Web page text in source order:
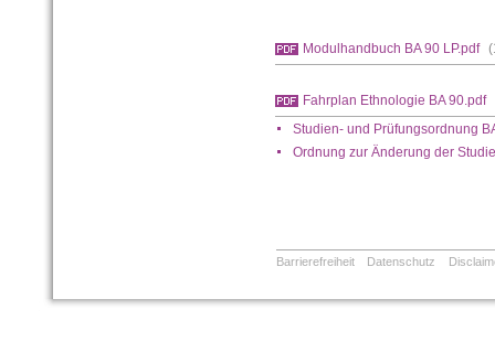
Modulhandbuch BA 90 LP.pdf
Fahrplan Ethnologie BA 90.pdf
Studien- und Prüfungsordnung
Ordnung zur Änderung der
Barrierefreiheit Datenschutz